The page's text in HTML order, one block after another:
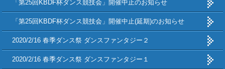
「第25回KBDF杯ダンス競技会」開催中止のお知らせ
「第25回KBDF杯ダンス競技会」開催中止(延期)のお知らせ
2020/2/16 春季ダンス祭 ダンスファンタジー２
2020/2/16 春季ダンス祭 ダンスファンタジー１